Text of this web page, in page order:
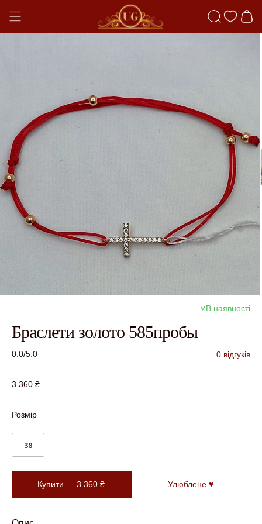
В наявності
Браслети золото 585пробы
0.0/5.0 0 відгуків
3 360 ₴
Розмір
38
Купити —3 360₴ Улюблене ♥